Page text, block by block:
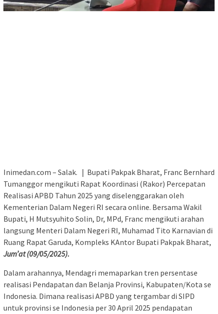
Inimedan.com – Salak. | Bupati Pakpak Bharat, Franc Bernhard
Tumanggor mengikuti Rapat Koordinasi (Rakor) Percepatan
Realisasi APBD Tahun 2025 yang diselenggarakan oleh
Kementerian Dalam Negeri RI secara online. Bersama Wakil
Bupati, H Mutsyuhito Solin, Dr, MPd, Franc mengikuti arahan
langsung Menteri Dalam Negeri RI, Muhamad Tito Karnavian di
Ruang Rapat Garuda, Kompleks KAntor Bupati Pakpak Bharat,
Jum’at(09/05/2025).
Dalam arahannya, Mendagri memaparkan tren persentase
realisasi Pendapatan dan Belanja Provinsi, Kabupaten/Kota se
Indonesia. Dimana realisasi APBD yang tergambar di SIPD
untuk provinsi se Indonesia per 30 April 2025 pendapatan